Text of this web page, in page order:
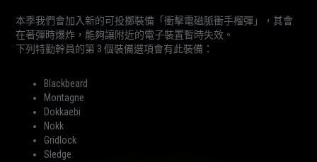
本季我們會加入新的可投擲裝備「衝擊電磁脈衝手榴彈」，其會
在著彈時爆炸，能夠讓附近的電子裝置暫時失效。
下列特勤幹員的第 3 個裝備選項會有此裝備：
Blackbeard
Montagne
Dokkaebi
Nokk
Gridlock
Sledge